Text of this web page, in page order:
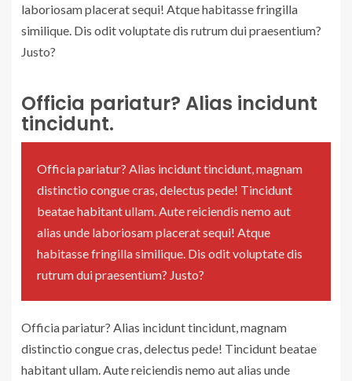
laboriosam placerat sequi! Atque habitasse fringilla
similique. Dis odit voluptate dis rutrum dui praesentium?
Justo?
Officia pariatur? Alias incidunt
tincidunt.
Officia pariatur? Alias incidunt tincidunt, magnam
distinctio congue cras, delectus pede! Tincidunt
beatae habitant ullam. Aute reiciendis nemo aut
alias unde laboriosam placerat sequi! Atque
habitasse fringilla similique. Dis odit voluptate dis
rutrum dui praesentium? Justo?
Officia pariatur? Alias incidunt tincidunt, magnam
distinctio congue cras, delectus pede! Tincidunt beatae
habitant ullam. Aute reiciendis nemo aut alias unde